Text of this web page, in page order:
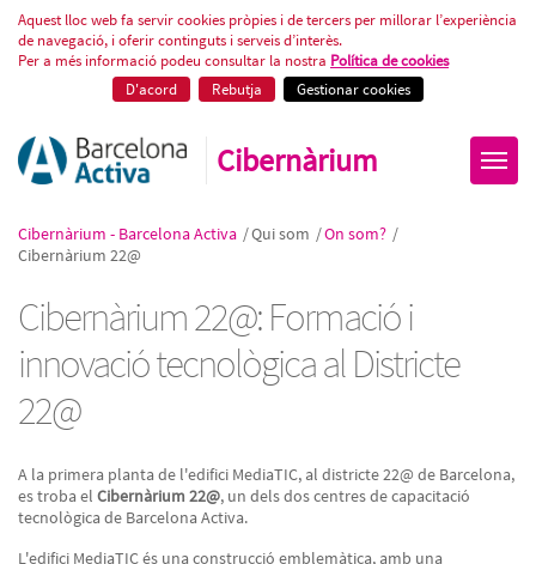
Formació tecnològica
Aquest lloc web fa servir cookies pròpies i de tercers per millorar l’experiència
de navegació, i oferir continguts i serveis d’interès.
Per a més informació podeu consultar la nostra Política de cookies
D'acord
Rebutja Gestionar cookies
Cibernàrium
Cibernàrium - Barcelona Activa /Qui som /On som? /
Cibernàrium 22@
Cibernàrium 22@: Formació i
innovació tecnològica al Districte
22@
A la primera planta de l'edifici MediaTIC, al districte 22@ de Barcelona,
es troba el Cibernàrium 22@, un dels dos centres de capacitació
tecnològica de Barcelona Activa.
L'edifici MediaTIC és una construcció emblemàtica, amb una